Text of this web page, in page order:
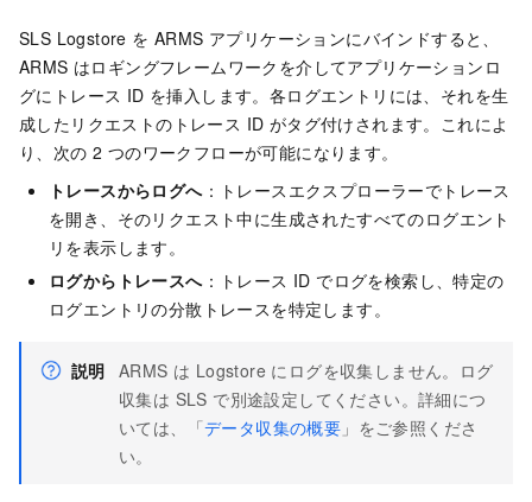
SLS Logstore を ARMS アプリケーションにバインドすると、
ARMS はロギングフレームワークを介してアプリケーションロ
グにトレース ID を挿入します。各ログエントリには、それを生
成したリクエストのトレース ID がタグ付けされます。これによ
り、次の 2 つのワークフローが可能になります。
トレースからログへ：トレースエクスプローラーでトレース
を開き、そのリクエスト中に生成されたすべてのログエント
リを表示します。
ログからトレースへ：トレース ID でログを検索し、特定の
ログエントリの分散トレースを特定します。
説明 ARMS は Logstore にログを収集しません。ログ
収集は SLS で別途設定してください。詳細につ
いては、「データ収集の概要 」をご参照くださ
い。